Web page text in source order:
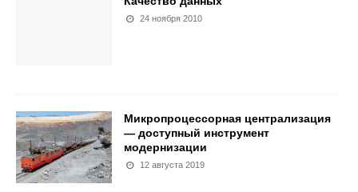
24 ноября 2010
Микропроцессорная централизация
— доступный инструмент
модернизации
12 августа 2019